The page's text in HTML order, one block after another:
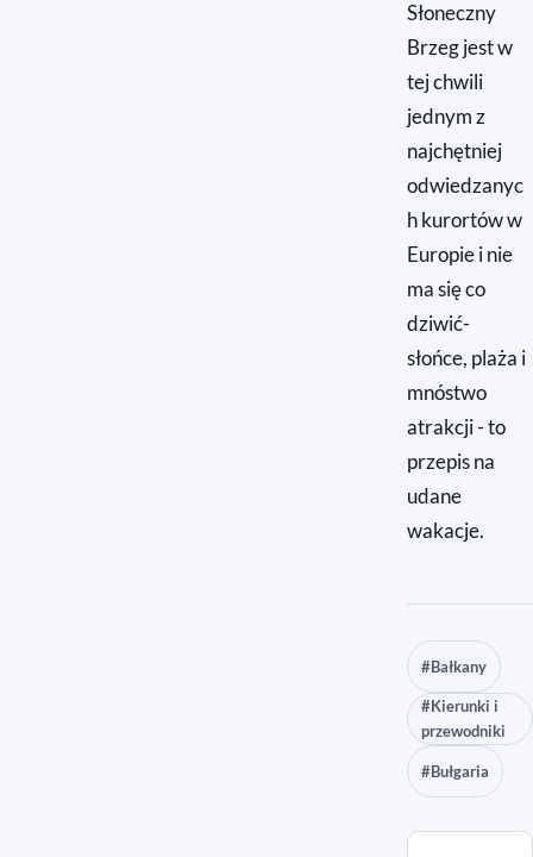
Słoneczny
Brzeg jest w
tej chwili
jednym z
najchętniej
odwiedzanyc
h kurortów w
Europie i nie
ma się co
dziwić-
słońce, plaża i
mnóstwo
atrakcji - to
przepis na
udane
wakacje.
#Bałkany
#Kierunki i
przewodniki
#Bułgaria